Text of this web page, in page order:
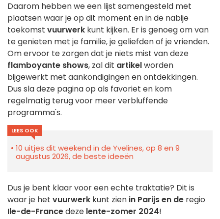
Daarom hebben we een lijst samengesteld met
plaatsen waar je op dit moment en in de nabije
toekomst vuurwerk kunt kijken. Er is genoeg om van
te genieten met je familie, je geliefden of je vrienden.
Om ervoor te zorgen dat je niets mist van deze
flamboyante shows, zal dit artikelworden
bijgewerkt met aankondigingen en ontdekkingen.
Dus sla deze pagina op als favoriet en kom
regelmatig terug voor meer verbluffende
programma's.
LEES OOK
10 uitjes dit weekend in de Yvelines, op 8 en 9
augustus 2026, de beste ideeën
Dus je bent klaar voor een echte traktatie? Dit is
waar je het vuurwerk kunt zien in Parijs en de regio
Ile-de-Francedeze lente-zomer 2024!